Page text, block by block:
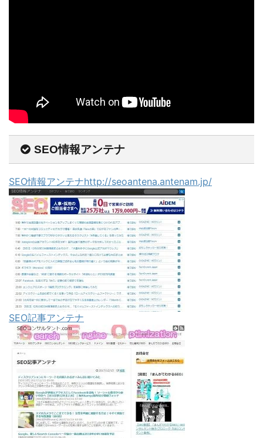
SEO情報アンテナ
SEO情報アンテナhttp://seoantena.antenam.jp/
SEO記事アンテナ